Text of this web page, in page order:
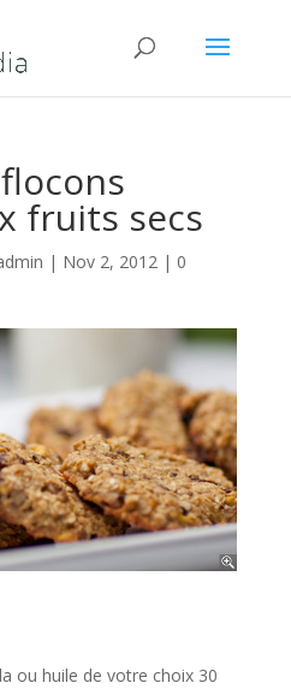
fruits secs
| Nov 2, 2012| 0
ou huile de votre choix 30